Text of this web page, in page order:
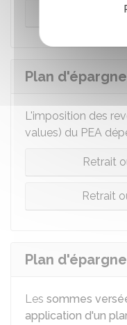
CEL
Plan
L'imposition des
values) du PEA
Retrait
Retrait
Plan
Les sommes
application d'un